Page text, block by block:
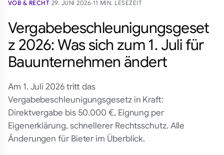
VOB & RECHT·29. JUNI 2026· 11 MIN. LESEZEIT
Vergabebeschleunigungsgeset
z 2026: Was sich zum 1. Juli für
Bauunternehmen ändert
Am 1. Juli 2026 tritt das
Vergabebeschleunigungsgesetz in Kraft:
Direktvergabe bis 50.000 €, Eignung per
Eigenerklärung, schnellerer Rechtsschutz. Alle
Änderungen für Bieter im Überblick.